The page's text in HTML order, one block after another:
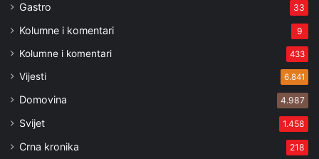
Gastro 33
Kolumne i komentari 9
Kolumne i komentari 433
Vijesti 6.841
Domovina 4.987
Svijet 1.458
Crna kronika 218